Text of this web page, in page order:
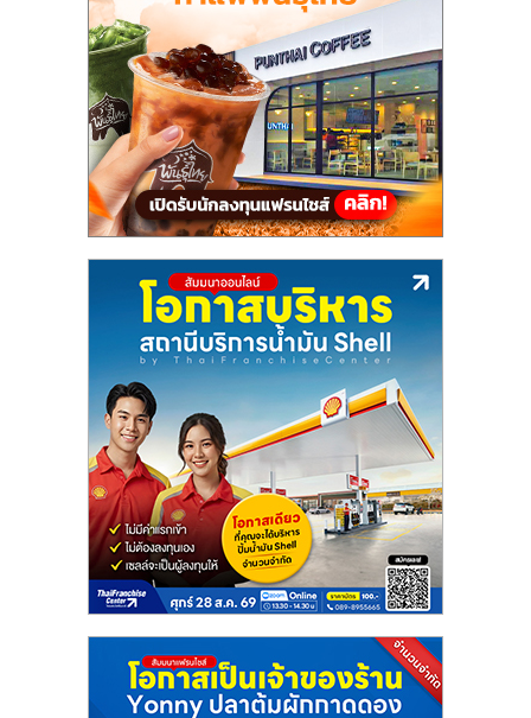
ไชส์,
รวม
แฟ
ไชส์
ขาย
แฟ
ไชส์
แฟ